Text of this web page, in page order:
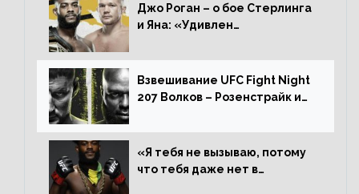
Джо Роган – о бое Стерлинга
и Яна: «Удивлен
Алджамейн определенно
выиграл»
Взвешивание UFC Fight Night
207 Волков – Розенстрайк и
«Я тебя не вызываю, потому
что тебя даже нет в